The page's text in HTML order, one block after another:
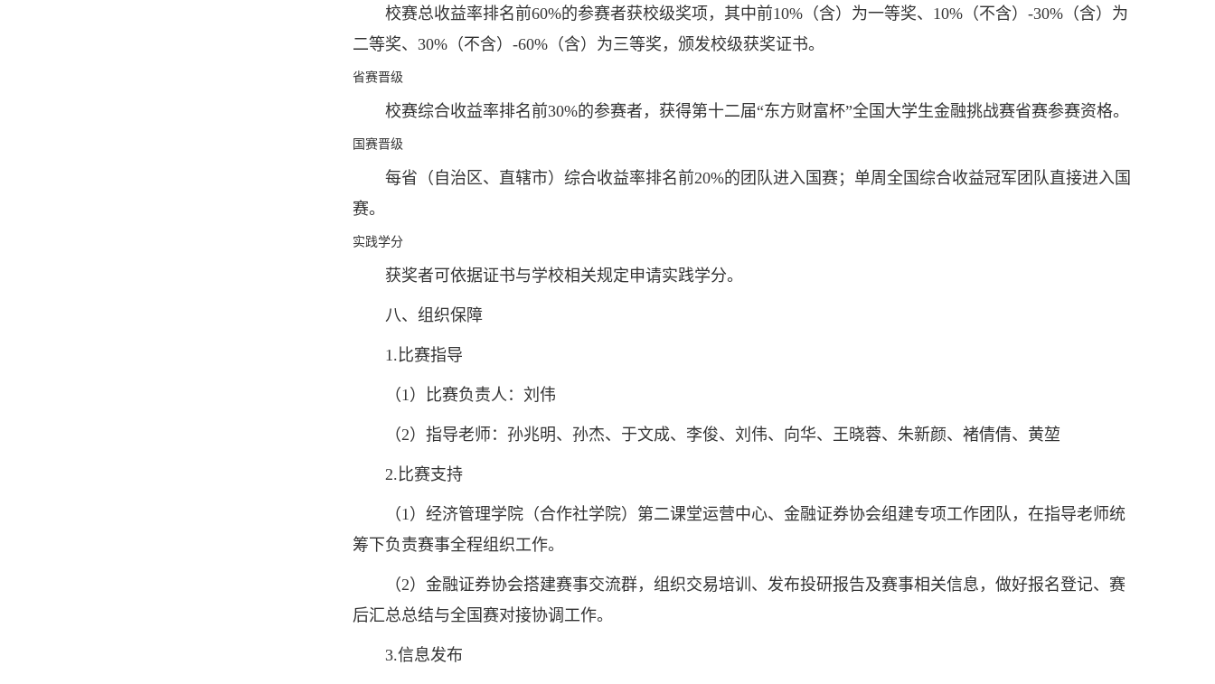
校赛总收益率排名前60%的参赛者获校级奖项，其中前10%（含）为一等奖、10%（不含）-30%（含）为
二等奖、30%（不含）-60%（含）为三等奖，颁发校级获奖证书。
省赛晋级
校赛综合收益率排名前30%的参赛者，获得第十二届“东方财富杯”全国大学生金融挑战赛省赛参赛资格。
国赛晋级
每省（自治区、直辖市）综合收益率排名前20%的团队进入国赛；单周全国综合收益冠军团队直接进入国
赛。
实践学分
获奖者可依据证书与学校相关规定申请实践学分。
八、组织保障
1.比赛指导
（1）比赛负责人：刘伟
（2）指导老师：孙兆明、孙杰、于文成、李俊、刘伟、向华、王晓蓉、朱新颜、褚倩倩、黄堃
2.比赛支持
（1）经济管理学院（合作社学院）第二课堂运营中心、金融证券协会组建专项工作团队，在指导老师统
筹下负责赛事全程组织工作。
（2）金融证券协会搭建赛事交流群，组织交易培训、发布投研报告及赛事相关信息，做好报名登记、赛
后汇总总结与全国赛对接协调工作。
3.信息发布